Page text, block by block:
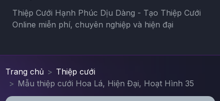
Thiệp Cưới Hạnh Phúc Dịu Dàng - Tạo Thiệp Cưới
Online miễn phí, chuyên nghiệp và hiện đại
Trang chủ
Thiệp cưới
Mẫu thiệp cưới Hoa Lá, Hiện Đại, Hoạt Hình 35